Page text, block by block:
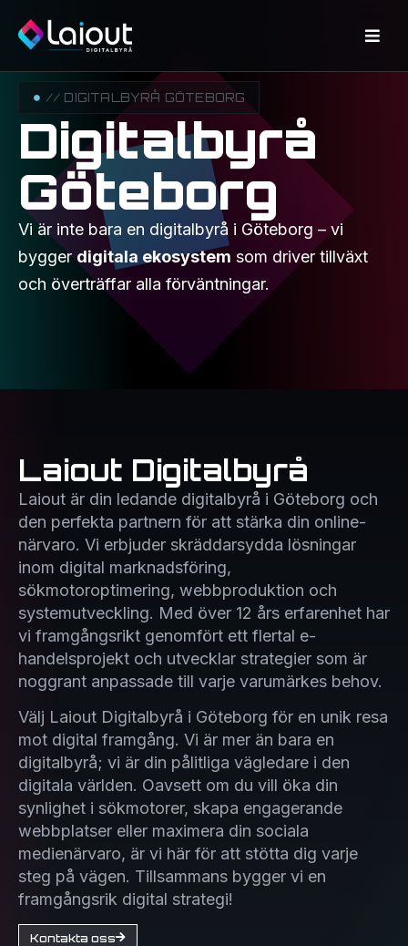
// DIGITALBYRÅ GÖTEBORG
Digitalbyrå
Göteborg
Vi är inte bara en digitalbyrå i Göteborg – vi
byggerdigitala ekosystem som driver tillväxt
och överträffar alla förväntningar.
Laiout Digitalbyrå
Laiout är din ledande digitalbyrå i Göteborg och
den perfekta partnern för att stärka din online-
närvaro. Vi erbjuder skräddarsydda lösningar
inom digital marknadsföring,
sökmotoroptimering, webbproduktion och
systemutveckling. Med över 12 års erfarenhet har
vi framgångsrikt genomfört ett flertal e-
handelsprojekt och utvecklar strategier som är
noggrant anpassade till varje varumärkes behov.
Välj Laiout Digitalbyrå i Göteborg för en unik resa
mot digital framgång. Vi är mer än bara en
digitalbyrå; vi är din pålitliga vägledare i den
digitala världen. Oavsett om du vill öka din
synlighet i sökmotorer, skapa engagerande
webbplatser eller maximera din sociala
medienärvaro, är vi här för att stötta dig varje
steg på vägen. Tillsammans bygger vi en
framgångsrik digital strategi!
Kontakta oss